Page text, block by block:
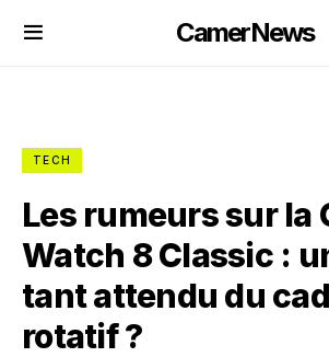
CamerNews
TECH
Les rumeurs sur la
Watch 8 Classic :
tant attendu du
rotatif ?